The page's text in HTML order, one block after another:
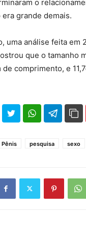
o
grande demais.
uma análise feita em
que o tamanho
comprimento, e
102 35
Pênis pesquisa sexo